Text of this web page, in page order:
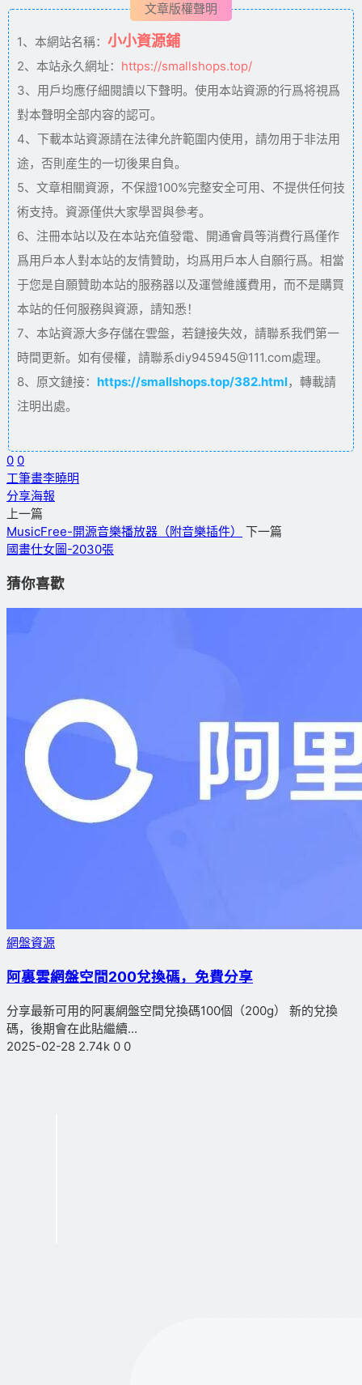
文章版權聲明
1、本網站名稱： 小小資源鋪
2、本站永久網址： https://smallshops.top/
3、用戶均應仔細閱讀以下聲明。使用本站資源的行爲将視爲
對本聲明全部内容的認可。
4、下載本站資源請在法律允許範圍内使用，請勿用于非法用
途，否則産生的一切後果自負。
5、文章相關資源，不保證100%完整安全可用、不提供任何技
術支持。資源僅供大家學習與參考。
6、注冊本站以及在本站充值發電、開通會員等消費行爲僅作
爲用戶本人對本站的友情贊助，均爲用戶本人自願行爲。相當
于您是自願贊助本站的服務器以及運營維護費用，而不是購買
本站的任何服務與資源，請知悉！
7、本站資源大多存儲在雲盤，若鏈接失效，請聯系我們第一
時間更新。如有侵權，請聯系diy945945@111.com處理。
8、原文鏈接： https://smallshops.top/382.html，轉載請
注明出處。
0 0
工筆畫李曉明
分享海報
上一篇
MusicFree-開源音樂播放器（附音樂插件）
下一篇
國畫仕女圖-2030張
猜你喜歡
網盤資源
阿裏雲網盤空間200兌換碼，免費分享
分享最新可用的阿裏網盤空間兌換碼100個（200g） 新的兌換
碼，後期會在此貼繼續...
2025-02-28 2.74k 0 0